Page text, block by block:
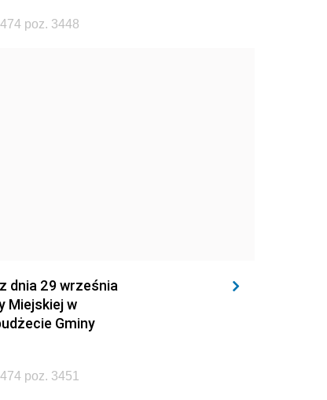
poz. 3448
dnia 29 września
Miejskiej w
Gminy
poz. 3451